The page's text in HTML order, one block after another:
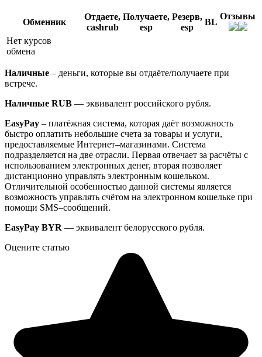
Обменник
Отдаете,
cashrub
Получаете,
esp
Резерв,
esp
BL
Отзывы
Нет курсов
обмена
Наличные – деньги, которые вы отдаёте/получаете при
встрече.
Наличные RUB — эквивалент российского рубля.
EasyPay – платёжная система, которая даёт возможность
быстро оплатить небольшие счета за товары и услуги,
предоставляемые Интернет–магазинами. Система
подразделяется на две отрасли. Первая отвечает за расчёты с
использованием электронных денег, вторая позволяет
дистанционно управлять электронным кошельком.
Отличительной особенностью данной системы является
возможность управлять счётом на электронном кошельке при
помощи SMS–сообщений.
EasyPay BYR — эквивалент белорусского рубля.
Оцените статью